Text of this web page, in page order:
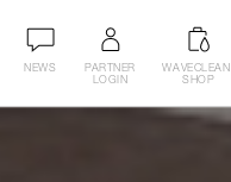
NEWS
PARTNER
LOGIN
WAVECLEAN
SHOP